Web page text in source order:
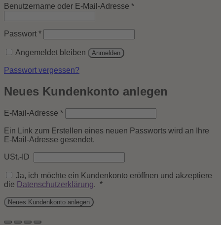
Benutzername oder E-Mail-Adresse *Erforderlich
Passwort *Erforderlich
Angemeldet bleiben Anmelden
Passwort vergessen?
Neues Kundenkonto anlegen
E-Mail-Adresse *Erforderlich
Ein Link zum Erstellen eines neuen Passworts wird an Ihre
E-Mail-Adresse gesendet.
USt.-ID
Ja, ich möchte ein Kundenkonto eröffnen und akzeptiere
die Datenschutzerklärung. *Erforderlich
Neues Kundenkonto anlegen